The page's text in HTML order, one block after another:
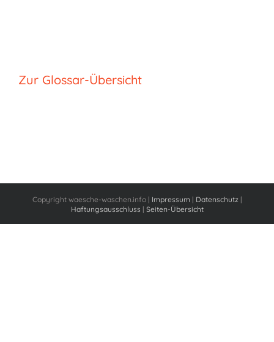
Zur Glossar-Übersicht
Copyright waesche-waschen.info | Impressum | Datenschutz |
Haftungsausschluss | Seiten-Übersicht